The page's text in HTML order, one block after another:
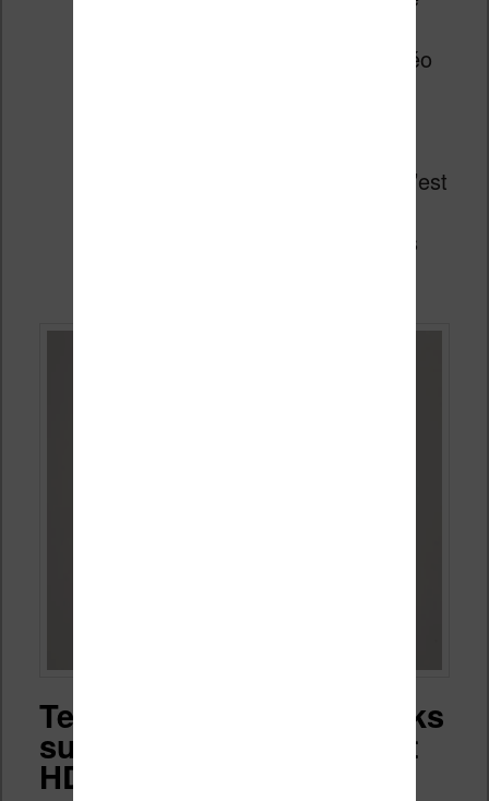
Solitaire : le célèbre jeu vidéo
Coloriage : sans surprise, c’est
enfants qui aiment faire des
Test de la lecture d’ebooks
sur la liseuse Vivlio Light
HD Color